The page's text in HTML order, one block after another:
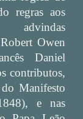
regras aos
advindas
Owen
Daniel
contributos,
Manifesto
e nas